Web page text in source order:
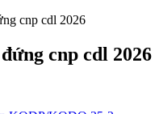
cnp cdl 2026
cnp cdl 2026